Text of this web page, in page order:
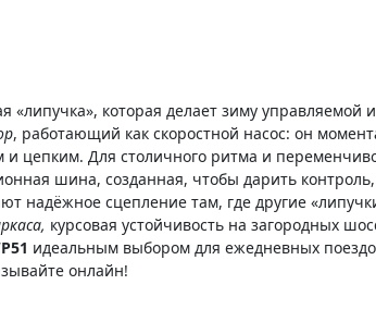
«липучка», которая делает зиму управляемой
, работающий как скоростной насос: он
и цепким. Для столичного ритма и
шина, созданная, чтобы дарить
надёжное сцепление там, где другие
курсовая устойчивость на загородных
идеальным выбором для ежедневных
онлайн!